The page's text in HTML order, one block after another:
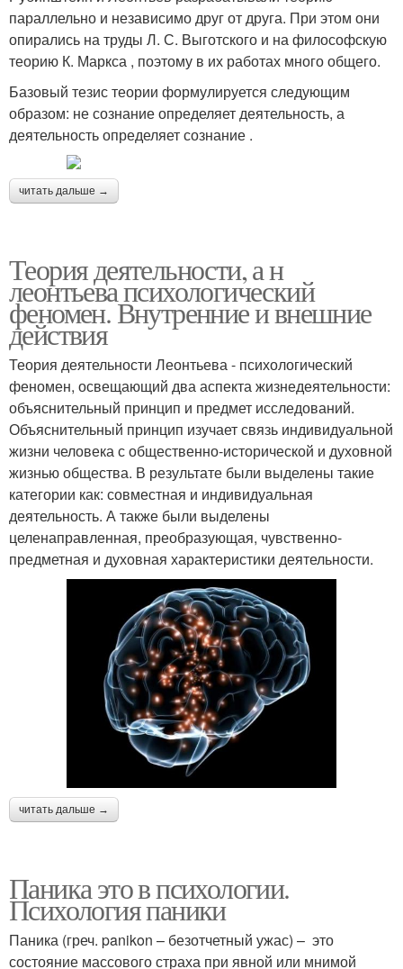
параллельно и независимо друг от друга. При этом они
опирались на труды Л. С. Выготского и на философскую
теорию К. Маркса , поэтому в их работах много общего.
Базовый тезис теории формулируется следующим
образом: не сознание определяет деятельность, а
деятельность определяет сознание .
читать дальше →
Теория деятельности, а н
леонтьева психологический
феномен. Внутренние и внешние
действия
Теория деятельности Леонтьева - психологический
феномен, освещающий два аспекта жизнедеятельности:
объяснительный принцип и предмет исследований.
Объяснительный принцип изучает связь индивидуальной
жизни человека с общественно-исторической и духовной
жизнью общества. В результате были выделены такие
категории как: совместная и индивидуальная
деятельность. А также были выделены
целенаправленная, преобразующая, чувственно-
предметная и духовная характеристики деятельности.
читать дальше →
Паника это в психологии.
Психология паники
Паника (греч. panikon – безотчетный ужас) – это
состояние массового страха при явной или мнимой